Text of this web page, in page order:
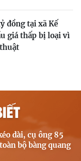
đồng tại xã Kế
giá thấp bị loại vì
dài, cụ ông 85
bộ bàng quang